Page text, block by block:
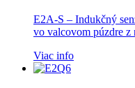
E2A-S – Indukčný
vo valcovom púzdre z
Viac info